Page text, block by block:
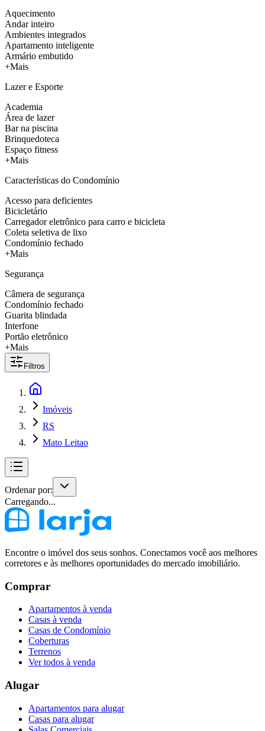
Aquecimento
Andar inteiro
Ambientes integrados
Apartamento inteligente
Armário embutido
+Mais
Lazer e Esporte
Academia
Área de lazer
Bar na piscina
Brinquedoteca
Espaço fitness
+Mais
Características do Condomínio
Acesso para deficientes
Bicicletário
Carregador eletrônico para carro e bicicleta
Coleta seletiva de lixo
Condomínio fechado
+Mais
Segurança
Câmera de segurança
Condomínio fechado
Guarita blindada
Interfone
Portão eletrônico
+Mais
Filtros
Imóveis
RS
Mato Leitao
Ordenar por:
Carregando...
Encontre o imóvel dos seus sonhos. Conectamos você aos melhores
corretores e às melhores oportunidades do mercado imobiliário.
Comprar
Apartamentos à venda
Casas à venda
Casas de Condomínio
Coberturas
Terrenos
Ver todos à venda
Alugar
Apartamentos para alugar
Casas para alugar